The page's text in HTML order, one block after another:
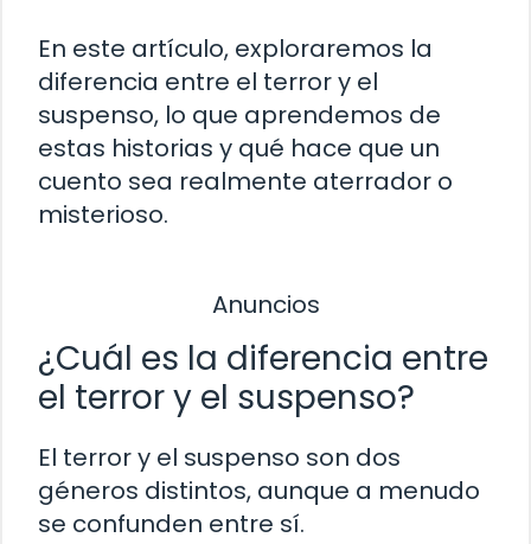
En este artículo, exploraremos la
diferencia entre el terror y el
suspenso, lo que aprendemos de
estas historias y qué hace que un
cuento sea realmente aterrador o
misterioso.
Anuncios
¿Cuál es la diferencia entre
el terror y el suspenso?
El terror y el suspenso son dos
géneros distintos, aunque a menudo
se confunden entre sí.